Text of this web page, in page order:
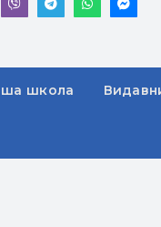
школа